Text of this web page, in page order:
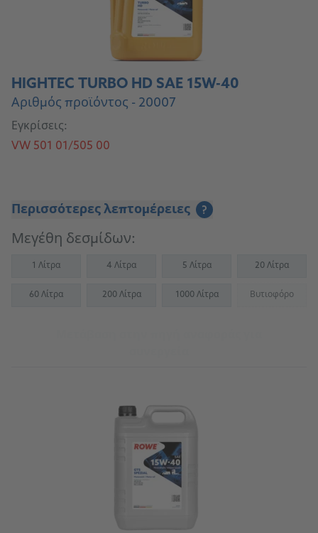
HIGHTEC TURBO HD SAE 15W-40
Αριθμός προϊόντος - 20007
Εγκρίσεις:
VW 501 01/505 00
Περισσότερες λεπτομέρειες ?
Μεγέθη δεσμίδων:
1 Λίτρα 4 Λίτρα 5 Λίτρα 20 Λίτρα
60 Λίτρα 200 Λίτρα 1000 Λίτρα Βυτιοφόρο
(Not